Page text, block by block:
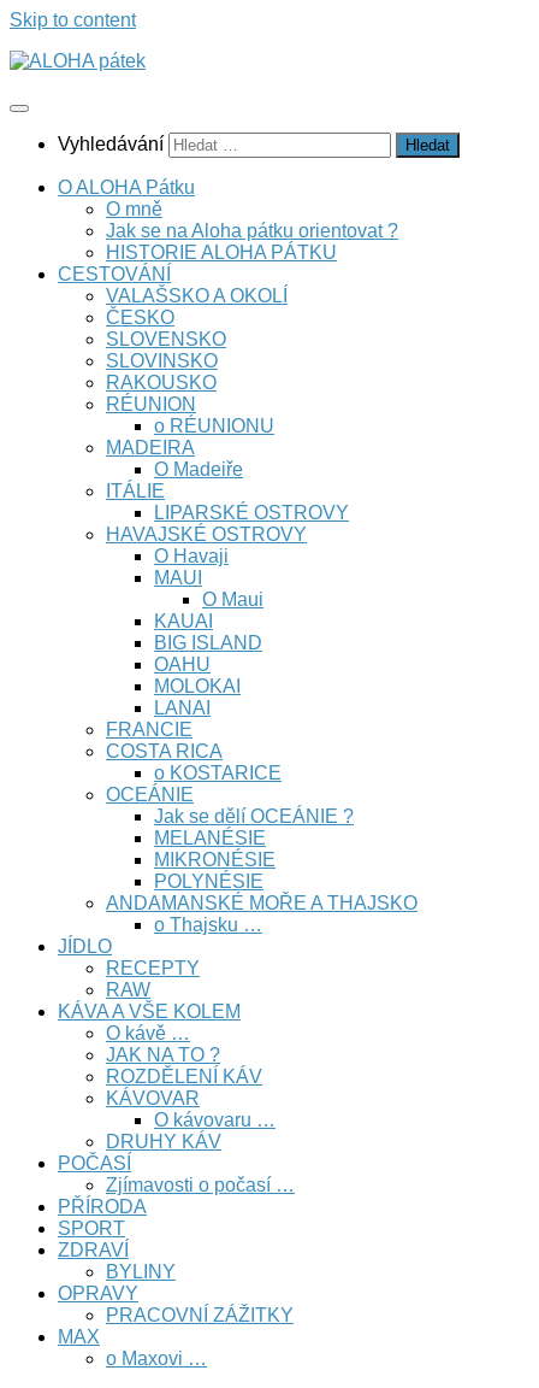
Skip to content
Vyhledávání
O ALOHA Pátku
O mně
Jak se na Aloha pátku orientovat ?
HISTORIE ALOHA PÁTKU
CESTOVÁNÍ
VALAŠSKO A OKOLÍ
ČESKO
SLOVENSKO
SLOVINSKO
RAKOUSKO
RÉUNION
o RÉUNIONU
MADEIRA
O Madeiře
ITÁLIE
LIPARSKÉ OSTROVY
HAVAJSKÉ OSTROVY
O Havaji
MAUI
O Maui
KAUAI
BIG ISLAND
OAHU
MOLOKAI
LANAI
FRANCIE
COSTA RICA
o KOSTARICE
OCEÁNIE
Jak se dělí OCEÁNIE ?
MELANÉSIE
MIKRONÉSIE
POLYNÉSIE
ANDAMANSKÉ MOŘE A THAJSKO
o Thajsku …
JÍDLO
RECEPTY
RAW
KÁVA A VŠE KOLEM
O kávě …
JAK NA TO ?
ROZDĚLENÍ KÁV
KÁVOVAR
O kávovaru …
DRUHY KÁV
POČASÍ
Zjímavosti o počasí …
PŘÍRODA
SPORT
ZDRAVÍ
BYLINY
OPRAVY
PRACOVNÍ ZÁŽITKY
MAX
o Maxovi …